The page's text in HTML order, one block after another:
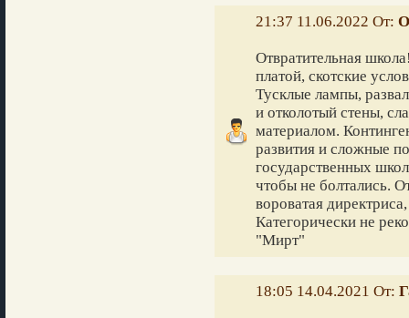
21:37 11.06.2022 От:
Отвратительная
платой, скотские
Тусклые лампы,
и отколотый стены,
материалом.
развития и сложные
государственных
чтобы не болтались.
вороватая
Категорически не
"Мирт"
18:05 14.04.2021 От: